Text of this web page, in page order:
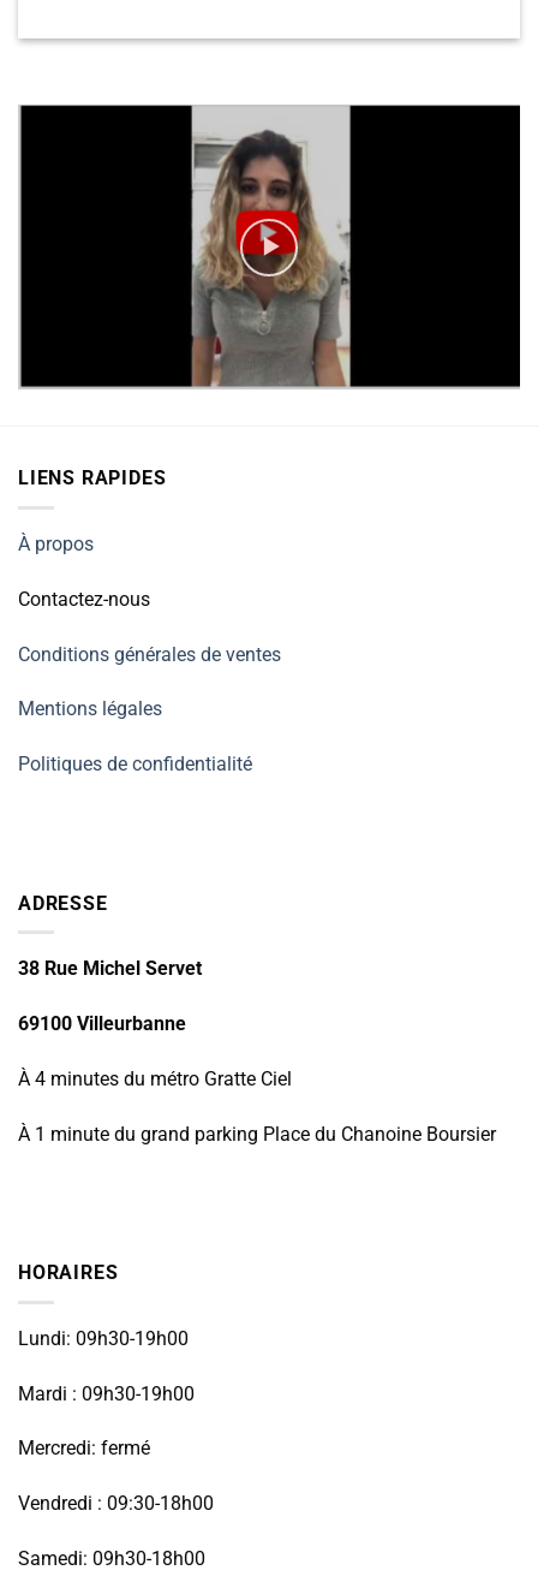
LIENS RAPIDES
À propos
Contactez-nous
Conditions générales de ventes
Mentions légales
Politiques de confidentialité
ADRESSE
38 Rue Michel Servet
69100 Villeurbanne
À 4 minutes du métro Gratte Ciel
À 1 minute du grand parking Place du Chanoine Boursier
HORAIRES
Lundi: 09h30-19h00
Mardi : 09h30-19h00
Mercredi: fermé
Vendredi : 09:30-18h00
Samedi: 09h30-18h00